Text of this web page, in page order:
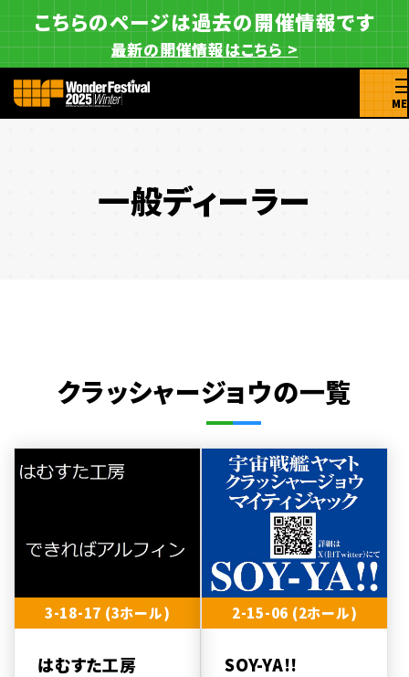
こちらのページは過去の開催情報です
最新の開催情報はこちら >
一般ディーラー
クラッシャージョウの一覧
3-18-17 (3ホール)
はむすた工房
2-15-06 (2ホール)
SOY-YA!!